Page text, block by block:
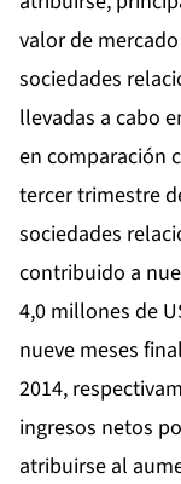
valor de
sociedades
llevadas a cabo
en comparación
tercer trimestre
sociedades
contribuido a
4,0 millones de
nueve meses
2014,
ingresos netos
atribuirse al